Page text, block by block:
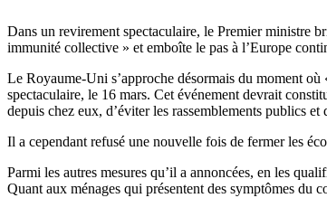
Dans un revirement spectaculaire, le Premier ministre
immunité collective » et emboîte le pas à l’Europe
Le Royaume-Uni s’approche désormais du moment
spectaculaire, le 16 mars. Cet événement devrait
depuis chez eux, d’éviter les rassemblements publics
Il a cependant refusé une nouvelle fois de fermer les
Parmi les autres mesures qu’il a annoncées, en les
Quant aux ménages qui présentent des symptômes du